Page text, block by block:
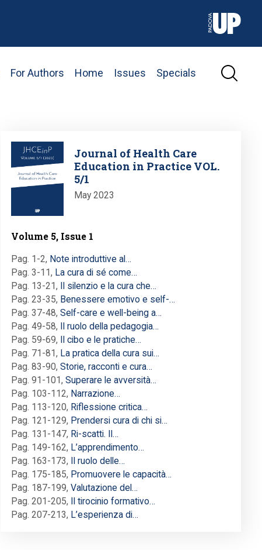
For Authors Home Issues Specials
Image
Journal of Health Care
Education in Practice VOL.
5/1
May 2023
Volume 5, Issue 1
Pag. 1-2, Note introduttive al…
Pag. 3-11, La cura di sé come…
Pag. 13-21,
Il silenzio e la cura che…
Pag. 23-35, Benessere emotivo e self-…
Pag. 37-48, Self-care e well-being a…
Pag. 49-58,
Il ruolo della pedagogia…
Pag. 59-69,
Il cibo e le pratiche…
Pag. 71-81, La pratica della cura sui…
Pag. 83-90, Storie, racconti e cura…
Pag. 91-101, Superare le avversità…
Pag. 103-112, Narrazione…
Pag. 113-120, Riflessione critica…
Pag. 121-129, Prendersi cura di chi si…
Pag. 131-147, Ri-scatti. Il…
Pag. 149-162, L’apprendimento…
Pag. 163-173,
Il ruolo delle…
Pag. 175-185, Promuovere le capacità…
Pag. 187-199, Valutazione del…
Pag. 201-205,
Il tirocinio formativo…
Pag. 207-213, L’esperienza di…